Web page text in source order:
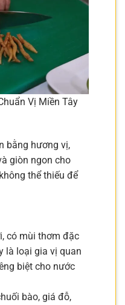
Vị Miền Tây
bằng hương vị,
giòn ngon cho
thể thiếu để
có mùi thơm đặc
là loại gia vị quan
biệt cho nước
bào, giá đỗ,